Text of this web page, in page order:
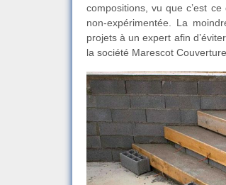
compositions, vu que c’est
non-expérimentée. La
projets à un expert afin
la société Marescot